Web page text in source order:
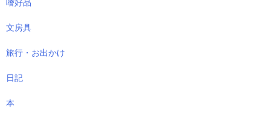
嗜好品
文房具
旅行・お出かけ
日記
本